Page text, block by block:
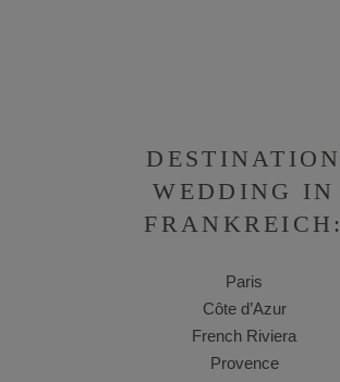
DESTINATION
WEDDING IN
FRANKREICH:
Paris
Côte d’Azur
French Riviera
Provence